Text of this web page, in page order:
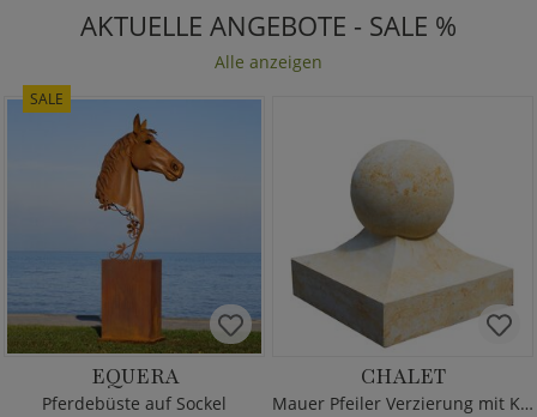
AKTUELLE ANGEBOTE - SALE %
Alle anzeigen
SALE
EQUERA
Pferdebüste auf Sockel
CHALET
Mauer Pfeiler Verzierung mit Kugel